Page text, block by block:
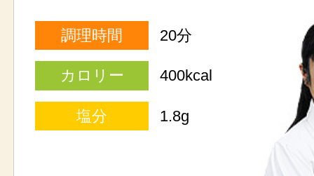
調理時間 20分
カロリー 400kcal
塩分 1.8g